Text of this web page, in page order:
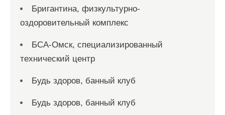
Бригантина, физкультурно-
оздоровительный комплекс
БСА-Омск, специализированный
технический центр
Будь здоров, банный клуб
Будь здоров, банный клуб